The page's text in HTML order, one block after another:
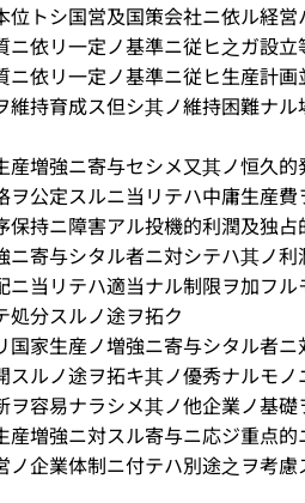
位トシ国営及国策会社ニ依ル経
ニ依リ一定ノ基準ニ従ヒ之ガ設
ニ依リ一定ノ基準ニ従ヒ生産計
維持育成ス但シ其ノ維持困難ナ
産増強ニ寄与セシメ又其ノ恒久
ヲ公定スルニ当リテハ中庸生産
保持ニ障害アル投機的利潤及独
ニ寄与シタル者ニ対シテハ其ノ利
ニ当リテハ適当ナル制限ヲ加フ
処分スルノ途ヲ拓ク
国家生産ノ増強ニ寄与シタル者
スルノ途ヲ拓キ其ノ優秀ナルモ
ヲ容易ナラシメ其ノ他企業ノ基
産増強ニ対スル寄与ニ応ジ重点
ノ企業体制ニ付テハ別途之ヲ考慮